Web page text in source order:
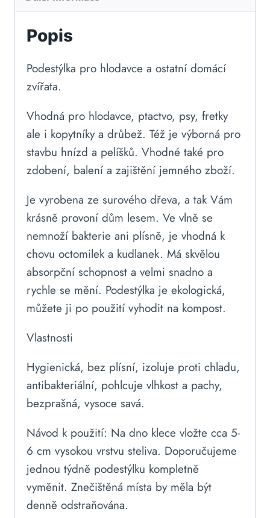
Popis
Podestýlka pro hlodavce a ostatní domácí
zvířata.
Vhodná pro hlodavce, ptactvo, psy, fretky
ale i kopytníky a drůbež. Též je výborná pro
stavbu hnízd a pelíšků. Vhodné také pro
zdobení, balení a zajištění jemného zboží.
Je vyrobena ze surového dřeva, a tak Vám
krásně provoní dům lesem. Ve vlně se
nemnoží bakterie ani plísně, je vhodná k
chovu octomilek a kudlanek. Má skvělou
absorpční schopnost a velmi snadno a
rychle se mění. Podestýlka je ekologická,
můžete ji po použití vyhodit na kompost.
Vlastnosti
Hygienická, bez plísní, izoluje proti chladu,
antibakteriální, pohlcuje vlhkost a pachy,
bezprašná, vysoce savá.
Návod k použití: Na dno klece vložte cca 5-
6 cm vysokou vrstvu steliva. Doporučujeme
jednou týdně podestýlku kompletně
vyměnit. Znečištěná místa by měla být
denně odstraňována.